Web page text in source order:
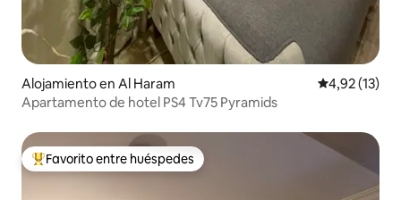
Alojamiento en Al Haram Calificación
4,92 (13)
Apartamento de hotel PS4 Tv75 Pyramids
Favorito entre los huéspedes más destacados
Favorito entre huéspedes